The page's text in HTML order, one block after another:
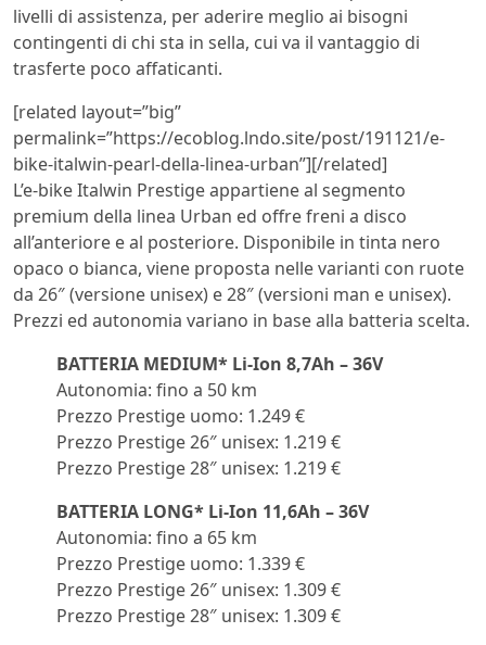
livelli di assistenza, per aderire meglio ai bisogni
contingenti di chi sta in sella, cui va il vantaggio di
trasferte poco affaticanti.
[related layout=”big”
permalink=”https://ecoblog.lndo.site/post/191121/e-
bike-italwin-pearl-della-linea-urban”][/related]
L’e-bike Italwin Prestige appartiene al segmento
premium della linea Urban ed offre freni a disco
all’anteriore e al posteriore. Disponibile in tinta nero
opaco o bianca, viene proposta nelle varianti con ruote
da 26″ (versione unisex) e 28″ (versioni man e unisex).
Prezzi ed autonomia variano in base alla batteria scelta.
BATTERIA MEDIUM* Li-Ion 8,7Ah – 36V
Autonomia: fino a 50 km
Prezzo Prestige uomo: 1.249 €
Prezzo Prestige 26″ unisex: 1.219 €
Prezzo Prestige 28″ unisex: 1.219 €
BATTERIA LONG* Li-Ion 11,6Ah – 36V
Autonomia: fino a 65 km
Prezzo Prestige uomo: 1.339 €
Prezzo Prestige 26″ unisex: 1.309 €
Prezzo Prestige 28″ unisex: 1.309 €